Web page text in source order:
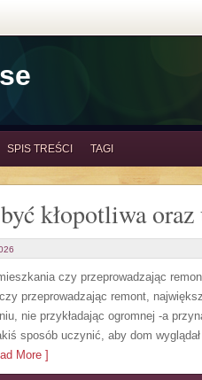
SPIS TREŚCI TAGI
kłopotliwa
czy przeprowadzając
przeprowadzając remont,
nie przykładając ogromnej -a
sposób uczynić, aby dom
More ]